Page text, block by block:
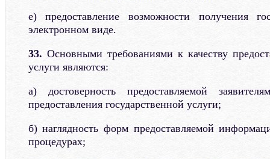
е) предоставление возможности получения
электронном виде.
33. Основными требованиями к качеству
услуги являются:
а) достоверность предоставляемой
предоставления государственной услуги;
б) наглядность форм предоставляемой
процедурах;